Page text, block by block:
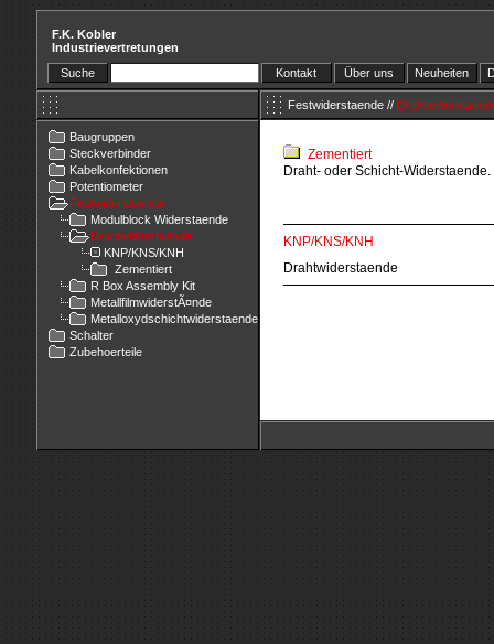
F.K. Kobler
Industrievertretungen
Suche
Kontakt Über uns Neuheiten
Festwiderstaende//
Baugruppen
Steckverbinder
Kabelkonfektionen
Potentiometer
Festwiderstaende
Modulblock Widerstaende
Drahtwiderstaende
KNP/KNS/KNH
Zementiert
R Box Assembly Kit
MetallfilmwiderstÃ¤nde
Metalloxydschichtwiderstaende
Schalter
Zubehoerteile
Zementiert
Draht- oder Schicht-
KNP/KNS/KNH
Drahtwiderstaende